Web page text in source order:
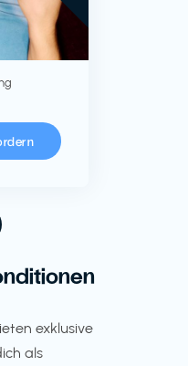
exklusive
als